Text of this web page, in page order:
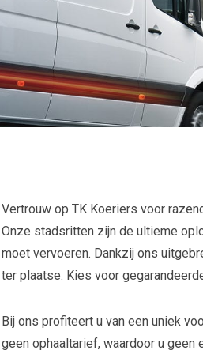
Vertrouw op TK Koeriers voor
Onze stadsritten zijn de ultieme
moet vervoeren. Dankzij ons
ter plaatse. Kies voor
Bij ons profiteert u van een uniek
geen ophaaltarief, waardoor u